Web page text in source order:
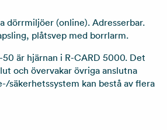
dörrmiljöer (online). Adresserbar.
plåtsvep med borrlarm.
är hjärnan i R-CARD 5000. Det
och övervakar övriga anslutna
säkerhetssystem kan bestå av flera